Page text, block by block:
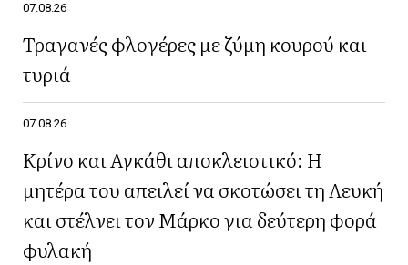
07.08.26
Τραγανές φλογέρες με ζύμη κουρού και
τυριά
07.08.26
Κρίνο και Αγκάθι αποκλειστικό: Η
μητέρα του απειλεί να σκοτώσει τη Λευκή
και στέλνει τον Μάρκο για δεύτερη φορά
φυλακή